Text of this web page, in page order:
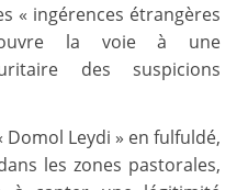
« ingérences étrangères
la voie à une
des suspicions
Leydi » en fulfuldé,
les zones pastorales,